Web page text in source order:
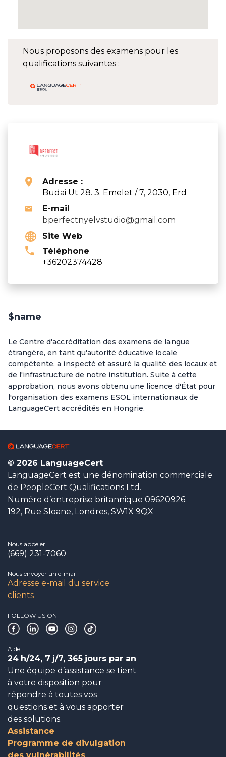
Nous proposons des examens pour les
qualifications suivantes :
Adresse :
Budai Ut 28. 3. Emelet / 7, 2030, Erd
E-mail
bperfectnyelvstudio@gmail.com
Site Web
Téléphone
+36202374428
$name
Le Centre d'accréditation des examens de langue
étrangère, en tant qu'autorité éducative locale
compétente, a inspecté et assuré la qualité des locaux et
de l'infrastructure de notre institution. Suite à cette
approbation, nous avons obtenu une licence d'État pour
l'organisation des examens ESOL internationaux de
LanguageCert accrédités en Hongrie.
© 2026 LanguageCert
LanguageCert est une dénomination commerciale
de PeopleCert Qualifications Ltd.
Numéro d’entreprise britannique 09620926.
192, Rue Sloane, Londres, SW1X 9QX
Nous appeler
(669) 231-7060
Nous envoyer un e-mail
Adresse e-mail du service
clients
FOLLOW US ON
Aide
24 h/24, 7 j/7, 365 jours par an
Une équipe d’assistance se tient
à votre disposition pour
répondre à toutes vos
questions et à vous apporter
des solutions.
Assistance
Programme de divulgation